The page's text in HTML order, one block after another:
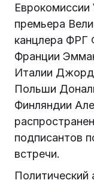
премьера
канцлера ФРГ
Франции
Италии
Польши
Финляндии
подписантов
встречи.
Политический